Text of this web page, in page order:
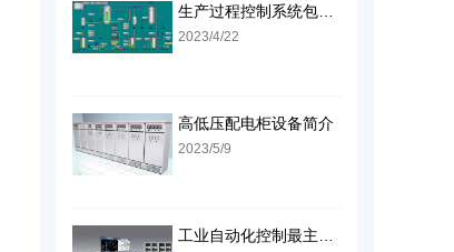
2023/4/22
高低压配电柜设备简介
2023/5/9